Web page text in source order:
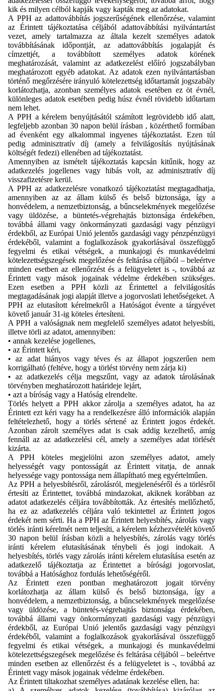
kik és milyen célból kapják vagy kapták meg az adatokat.
A PPH az adattovábbítás jogszerűségének ellenőrzése, valamint
az Érintett tájékoztatása céljából adattovábbítási nyilvántartást
vezet, amely tartalmazza az általa kezelt személyes adatok
továbbításának időpontját, az adattovábbítás jogalapját és
címzettjét, a továbbított személyes adatok körének
meghatározását, valamint az adatkezelést előíró jogszabályban
meghatározott egyéb adatokat. Az adatok ezen nyilvántartásban
történő megőrzésére irányuló kötelezettség időtartamát jogszabály
korlátozhatja, azonban személyes adatok esetében ez öt évnél,
különleges adatok esetében pedig húsz évnél rövidebb időtartam
nem lehet.
A PPH a kérelem benyújtásától számított legrövidebb idő alatt,
legfeljebb azonban 30 napon belül írásban , közérthető formában
ad évenként egy alkalommal ingyenes tájékoztatást. Ezen túl
pedig adminisztratív díj (amely a felvilágosítás nyújtásának
költségét fedezi) ellenében ad tájékoztatást.
Amennyiben az ismételt tájékoztatás kapcsán kitűnik, hogy az
adatkezelés jogellenes vagy hibás volt, az adminisztratív díj
visszafizetésre kerül.
A PPH az adatkezelésre vonatkozó tájékoztatást megtagadhatja,
amennyiben az az állam külső és belső biztonsága, így a
honvédelem, a nemzetbiztonság, a bűncselekmények megelőzése
vagy üldözése, a büntetés-végrehajtás biztonsága érdekében,
továbbá állami vagy önkormányzati gazdasági vagy pénzügyi
érdekből, az Európai Unió jelentős gazdasági vagy pénzpénzügyi
érdekéből, valamint a foglalkozások gyakorlásával összefüggő
fegyelmi és etikai vétségek, a munkajogi és munkavédelmi
kötelezettségszegések megelőzése és feltárása céljából – beleértve
minden esetben az ellenőrzést és a felügyeletet is -, továbbá az
Érintett vagy mások jogainak védelme érdekében szükséges.
Ezen esetben a PPH közli az Érintettel a felvilágosítás
megtagadásának jogi alapját illetve a jogorvoslati lehetőségeket. A
PPH az elutasított kérelmekről a Hatóságot évente a tárgyévet
követő január 31-ig köteles értesíteni.
A PPH a valóságnak nem megfelelő személyes adatot helyesbíti,
illetve törli az adatot, amennyiben:
• annak kezelése jogellenes,
• az Érintett kéri,
• az adat hiányos vagy téves és az állapot jogszerűen nem
korrigálható (feltéve, hogy a törlést törvény nem zárja ki)
• az adatkezelés célja megszűnt, vagy az adatok tárolásának
törvényben meghatározott határideje lejárt,
• azt a bíróság vagy a Hatóság elrendelte.
Törlés helyett a PPH akkor zárolja a személyes adatot, ha az
Érintett ezt kéri vagy ha a rendelkezésre álló információk alapján
feltételezhető, hogy a törlés sértené az Érintett jogos érdekét.
Azonban zárolt személyes adat is csak addig kezelhető, amíg
fennáll az az adatkezelési cél, amely a személyes adat törlését
kizárta.
A PPH köteles megjelölni azon személyes adatot, amely
helyességét vagy pontosságát az Érintett vitatja, de annak
helyessége vagy pontossága nem állapítható meg egyértelműen.
Az PPH a helyesbítésről, zárolásról, megjelenéséről és a törlésről
értesíti az Érintettet, továbbá mindazokat, akiknek korábban az
adatot adatkezelés céljára továbbították. Az értesítés mellőzhető,
ha ez az adatkezelés céljára való tekintettel az Érintett jogos
érdekét nem sérti. Ha a PPH az Érintett helyesbítés, zárolás vagy
törlés iránti kérelmét nem teljesíti, a kérelem kézhezvételét követő
30 napon belül írásban közli a helyesbítés, zárolás vagy törlés
iránti kérelem elutasításának ténybeli és jogi indokait. A
helyesbítés, törlés vagy zárolás iránti kérelem elutasítása esetén az
adatkezelő tájékoztatja az Érintettet a bírósági jogorvoslat,
továbbá a Hatósághoz fordulás lehetőségéről.
Az Érintett ezen pontban meghatározott jogait törvény
korlátozhatja az állam külső és belső biztonsága, így a
honvédelem, a nemzetbiztonság, a bűncselekmények megelőzése
vagy üldözése, a büntetés-végrehajtás biztonsága érdekében,
továbbá állami vagy önkormányzati gazdasági vagy pénzügyi
érdekből, az Európai Unió jelentős gazdasági vagy pénzügyi
érdekéből, valamint a foglalkozások gyakorlásával összefüggő
fegyelmi és etikai vétségek, a munkajogi és munkavédelmi
kötelezettségszegések megelőzése és feltárása céljából – beleértve
minden esetben az ellenőrzést és a felügyeletet is -, továbbá az
Érintett vagy mások jogainak védelme érdekében.
Az Érintett tiltakozhat személyes adatának kezelése ellen, ha: